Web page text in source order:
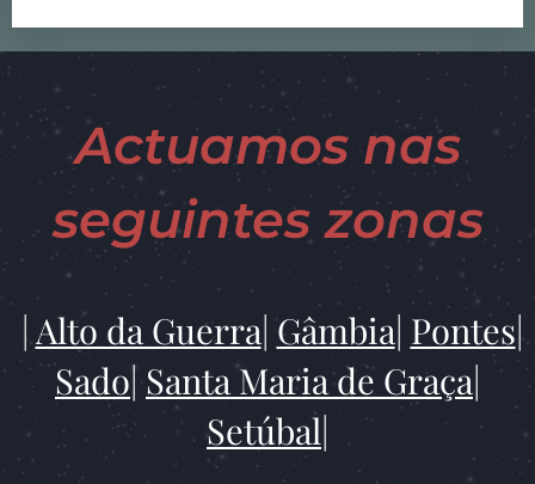
Actuamos nas
seguintes zonas
|Alto da Guerra|Gâmbia| Pontes|
Sado|Santa Maria de Graça|
Setúbal|